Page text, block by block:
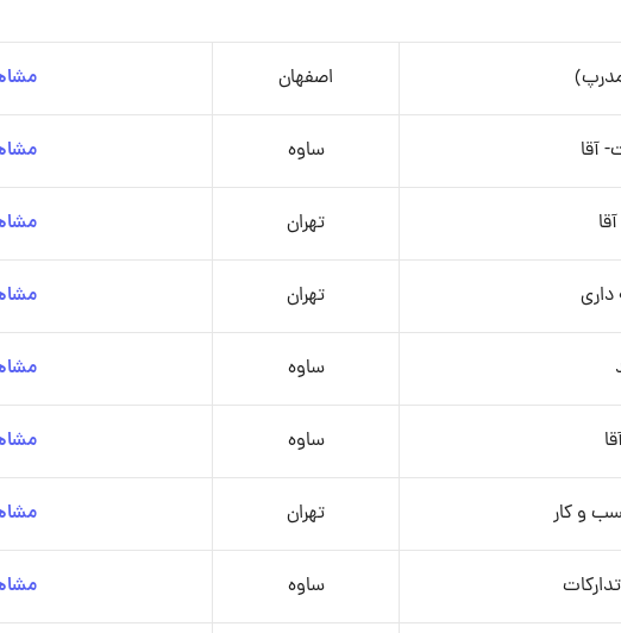
اصفهان
آقا ساوه
تهران
داری تهران
ساوه
ساوه
و کار تهران
ساوه